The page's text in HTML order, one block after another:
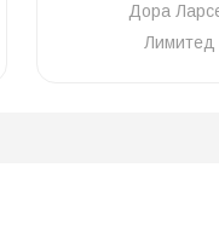
Дора
Лимитед